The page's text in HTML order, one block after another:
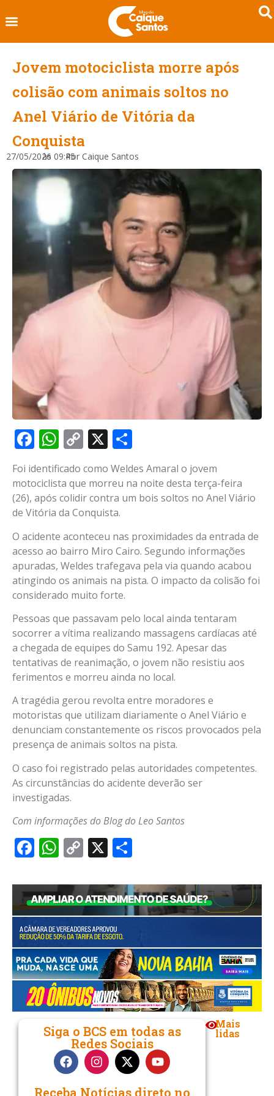
Jovem motociclista morre após
colisão com animais soltos no
Anel Viário de Vitória da
Conquista
27/05/2026
às 09:45
Por Caique Santos
Facebook
WhatsApp
Copy
Link
X
Foi identificado como Weldes Amaral o jovem
motociclista que morreu na noite desta terça-feira
(26), após colidir contra um bois soltos no Anel Viário
de Vitória da Conquista.
O acidente aconteceu nas proximidades da entrada de
acesso ao bairro Miro Cairo. Segundo informações
apuradas, Weldes trafegava pela via quando acabou
atingindo os animais na pista. O impacto da colisão foi
considerado muito forte.
Pessoas que passavam pelo local ainda tentaram
socorrer a vítima realizando massagens cardíacas até
a chegada de equipes do Samu 192. Apesar das
tentativas de reanimação, o jovem não resistiu aos
ferimentos e morreu ainda no local.
A tragédia gerou revolta entre moradores e
motoristas que utilizam diariamente o Anel Viário e
denunciam constantemente os riscos provocados pela
presença de animais soltos na pista.
O caso foi registrado pelas autoridades competentes.
As circunstâncias do acidente deverão ser
investigadas.
Com informações do Blog do Leo Santos
Facebook
WhatsApp
Copy
X
Siga o BCS em todas as
Redes Sociais
Receba Notícias direto no
Mais
lidas